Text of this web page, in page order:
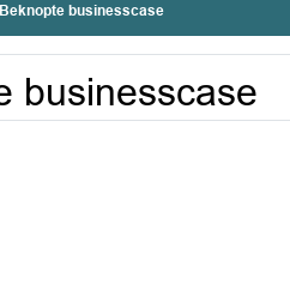
businesscase
businesscase